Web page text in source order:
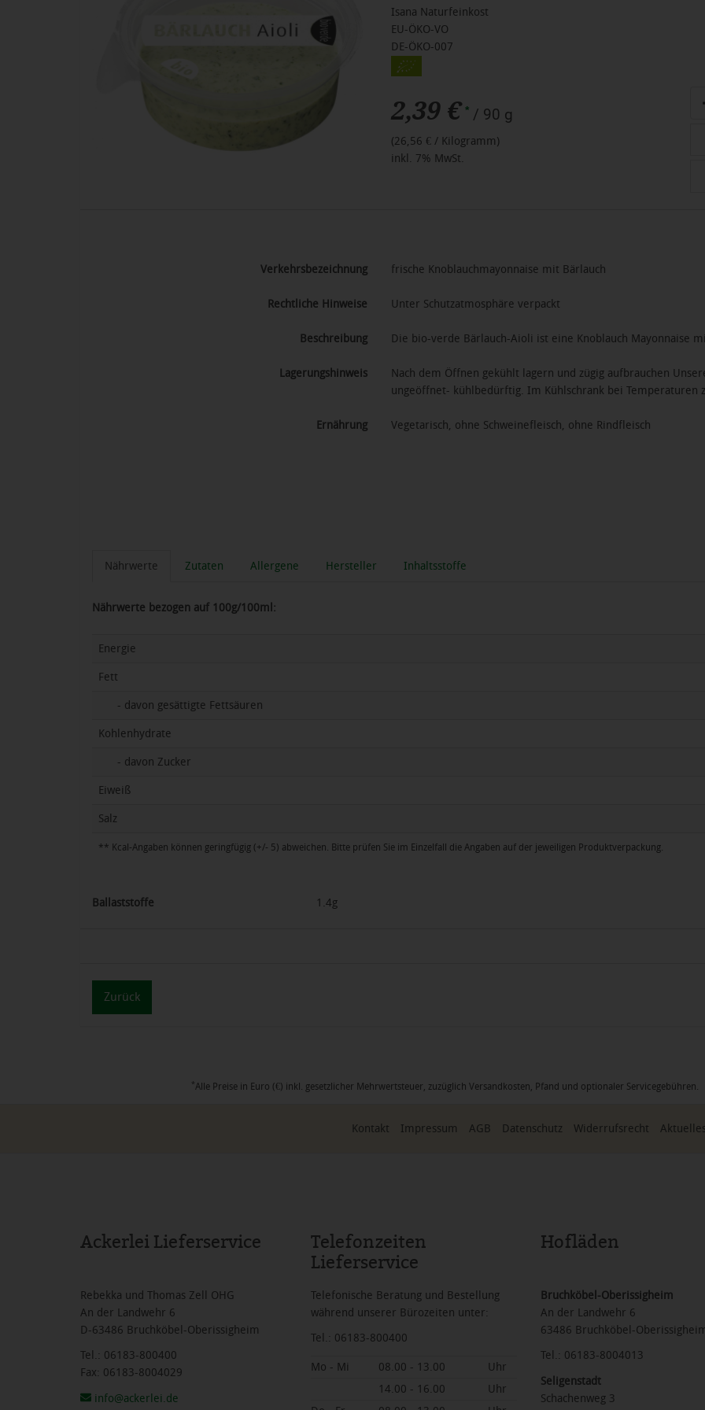
Isana Naturfeinkost
EU-ÖKO-VO
DE-ÖKO-007
2,39 € * / 90 g
(26,56 € / Kilogramm)
inkl. 7% MwSt.
Verkehrsbezeichnung frische Knoblauchmayonnaise mit Bärlauch
Rechtliche Hinweise Unter Schutzatmosphäre verpackt
Beschreibung Die bio-verde Bärlauch-Aioli ist eine Knoblauch Mayonnaise
Lagerungshinweis
Nach dem Öffnen gekühlt lagern und zügig aufbrauchen
ungeöffnet- kühlbedürftig. Im Kühlschrank bei Temperaturen
Ernährung Vegetarisch, ohne Schweinefleisch, ohne Rindfleisch
Nährwerte Zutaten Allergene Hersteller Inhaltsstoffe
Nährwerte bezogen auf 100g/100ml:
Energie
Fett
- davon gesättigte Fettsäuren
Kohlenhydrate
- davon Zucker
Eiweiß
Salz
** Kcal-Angaben können geringfügig (+/- 5) abweichen. Bitte prüfen Sie im Einzelfall die Angaben auf der jeweiligen Produktverpackung.
Ballaststoffe 1.4g
Zurück
*Alle Preise in Euro (€) inkl. gesetzlicher Mehrwertsteuer, zuzüglich Versandkosten, Pfand und optionaler
Kontakt Impressum AGB Datenschutz Widerrufsrecht Aktuelles
Ackerlei Lieferservice
Rebekka und Thomas Zell OHG
An der Landwehr 6
D-63486 Bruchköbel-Oberissigheim
Tel.: 06183-800400
Fax: 06183-8004029
info@ackerlei.de
Telefonzeiten
Lieferservice
Telefonische Beratung und Bestellung
während unserer Bürozeiten unter:
Tel.: 06183-800400
Mo - Mi 08.00 - 13.00
Uhr
14.00 - 16.00
Uhr
Hofläden
Bruchköbel-Oberissigheim
An der Landwehr 6
63486 Bruchköbel-
Tel.: 06183-8004013
Seligenstadt
Schachenweg 3